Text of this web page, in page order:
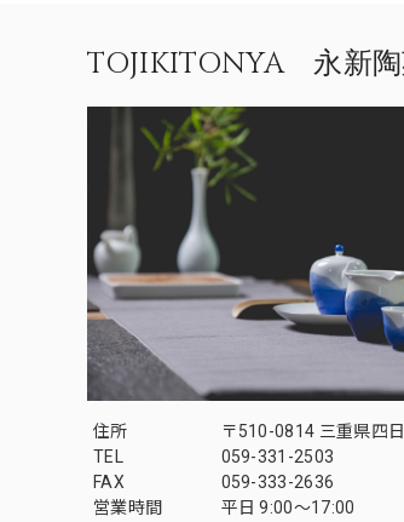
TOJIKITONYA 永新
住所
〒510-0814 三重県四
TEL
059-331-2503
FAX
059-333-2636
営業時間
平日 9:00～17:00